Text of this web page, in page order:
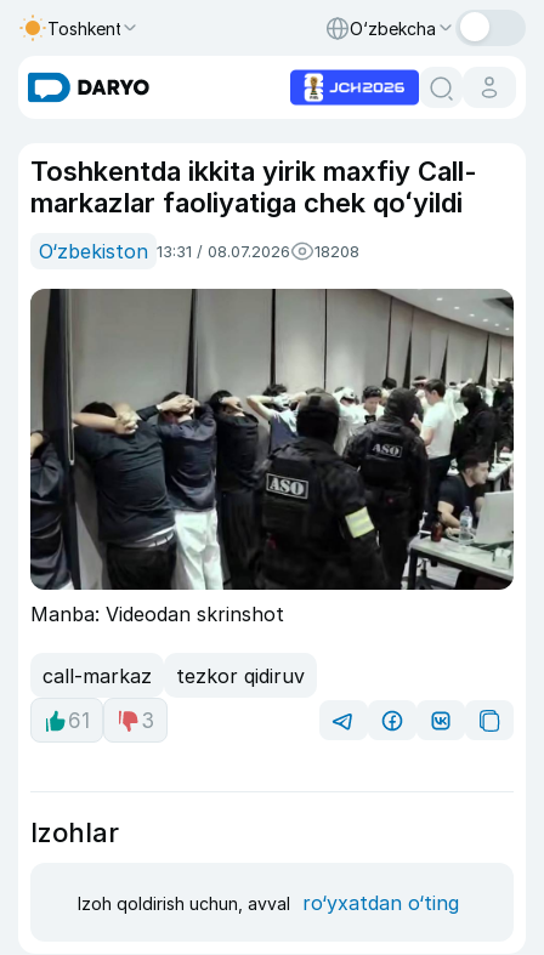
Toshkent O‘zbekcha
Toshkentda ikkita yirik maxfiy Call-
markazlar faoliyatiga chek qoʻyildi
O‘zbekiston 13:31 / 08.07.2026 18208
Manba: Videodan skrinshot
call-markaz
tezkor qidiruv
61
3
Izohlar
Izoh qoldirish uchun, avval ro‘yxatdan o‘ting